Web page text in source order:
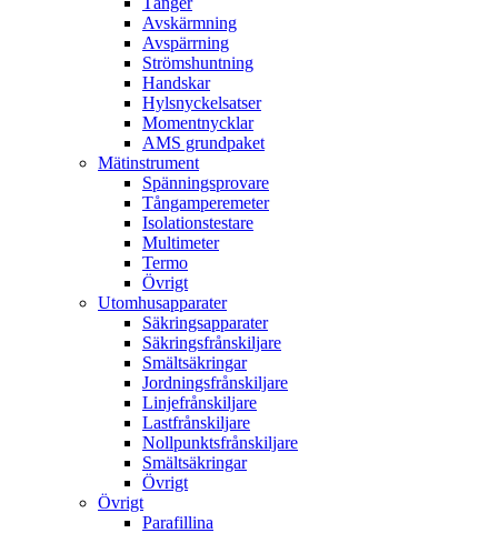
Avskärmning
Avspärrning
Strömshuntning
Handskar
Hylsnyckelsatser
Momentnycklar
AMS grundpaket
Mätinstrument
Spänningsprovare
Tångamperemeter
Isolationstestare
Multimeter
Termo
Övrigt
Utomhusapparater
Säkringsapparater
Säkringsfrånskiljare
Smältsäkringar
Jordningsfrånskiljare
Linjefrånskiljare
Lastfrånskiljare
Nollpunktsfrånskiljare
Smältsäkringar
Övrigt
Övrigt
Parafillina